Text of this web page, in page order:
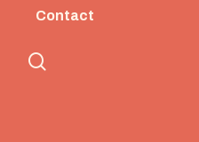
Origine et Qualité
Contact